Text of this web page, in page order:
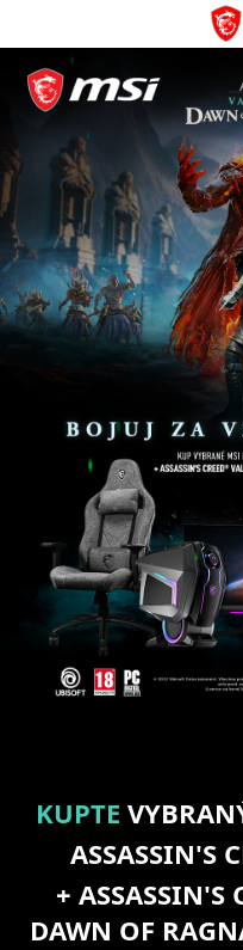
KUPTE
ASSASSIN'S
+ ASSASSIN'S
DAWN OF